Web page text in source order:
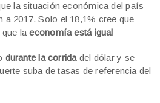
la situación económica del país
a 2017. Solo el 18,1% cree que
que laeconomía está igual
durante la corridadel dólar y se
suba de tasas de referencia del